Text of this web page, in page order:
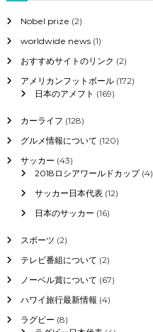
Nobel prize (2)
worldwide news(1)
おすすめサイトのリンク (2)
アメリカンフットボール(172)
日本のアメフト (169)
カーライフ (128)
グルメ情報について (120)
サッカー (43)
2018ロシアワールドカップ(4)
サッカー日本代表(12)
日本のサッカー (16)
スポーツ (2)
テレビ番組について (2)
ノーベル賞について (67)
ハワイ旅行最新情報 (4)
ラグビー (8)